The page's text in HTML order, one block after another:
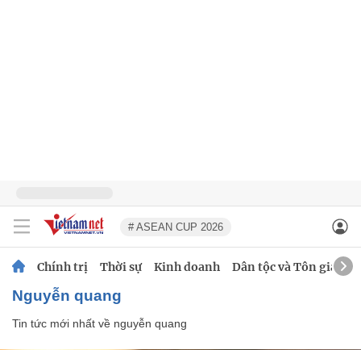
# ASEAN CUP 2026
Chính trị Thời sự Kinh doanh Dân tộc và Tôn giáo
nguyễn quang
Tin tức mới nhất về nguyễn quang